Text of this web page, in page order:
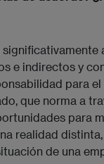
e indirectos y
para
que norma a
para
realidad
de una